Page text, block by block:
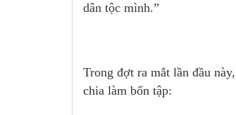
dân tộc mình.”
Trong đợt ra mắt lần đầu
chia làm bốn tập: